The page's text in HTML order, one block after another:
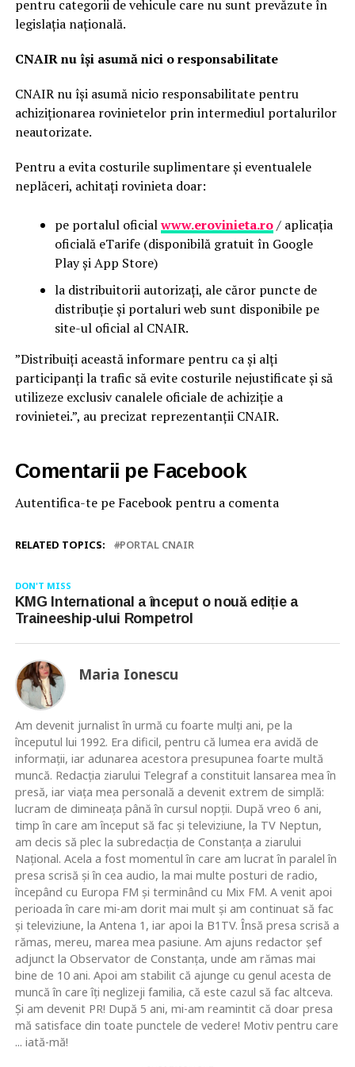
pentru categorii de vehicule care nu sunt prevăzute în
legislația națională.
CNAIR nu își asumă nici o responsabilitate
CNAIR nu își asumă nicio responsabilitate pentru
achiziționarea rovinietelor prin intermediul portalurilor
neautorizate.
Pentru a evita costurile suplimentare și eventualele
neplăceri, achitați rovinieta doar:
pe portalul oficialwww.erovinieta.ro/ aplicația
oficială eTarife (disponibilă gratuit în Google
Play și App Store)
la distribuitorii autorizați, ale căror puncte de
distribuție și portaluri web sunt disponibile pe
site-ul oficial al CNAIR.
”Distribuiți această informare pentru ca și alți
participanți la trafic să evite costurile nejustificate și să
utilizeze exclusiv canalele oficiale de achiziție a
rovinietei.”, au precizat reprezentanții CNAIR.
Comentarii pe Facebook
Autentifica-te pe Facebook pentru a comenta
RELATED TOPICS: PORTAL CNAIR
DON'T MISS
KMG International a început o nouă ediție a
Traineeship-ului Rompetrol
Maria Ionescu
Am devenit jurnalist în urmă cu foarte mulţi ani, pe la
începutul lui 1992. Era dificil, pentru că lumea era avidă de
informaţii, iar adunarea acestora presupunea foarte multă
muncă. Redacţia ziarului Telegraf a constituit lansarea mea în
presă, iar viaţa mea personală a devenit extrem de simplă:
lucram de dimineaţa până în cursul nopţii. După vreo 6 ani,
timp în care am început să fac şi televiziune, la TV Neptun,
am decis să plec la subredacţia de Constanţa a ziarului
Naţional. Acela a fost momentul în care am lucrat în paralel în
presa scrisă şi în cea audio, la mai multe posturi de radio,
începând cu Europa FM şi terminând cu Mix FM. A venit apoi
perioada în care mi-am dorit mai mult şi am continuat să fac
şi televiziune, la Antena 1, iar apoi la B1TV. Însă presa scrisă a
rămas, mereu, marea mea pasiune. Am ajuns redactor şef
adjunct la Observator de Constanţa, unde am rămas mai
bine de 10 ani. Apoi am stabilit că ajunge cu genul acesta de
muncă în care îţi neglizeji familia, că este cazul să fac altceva.
Şi am devenit PR! După 5 ani, mi-am reamintit că doar presa
mă satisface din toate punctele de vedere! Motiv pentru care
... iată-mă!